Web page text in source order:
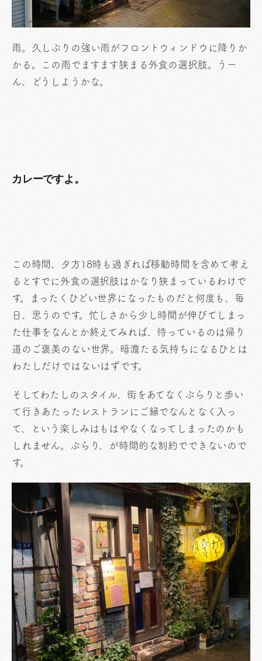
雨。久しぶりの強い雨がフロントウィンドウに降りか
かる。この雨でますます狭まる外食の選択肢。うー
ん、どうしようかな。
カレーですよ。
この時間、夕方18時も過ぎれば移動時間を含めて考え
るとすでに外食の選択肢はかなり狭まっているわけで
す。まったくひどい世界になったものだと何度も、毎
日、思うのです。忙しさから少し時間が伸びてしまっ
た仕事をなんとか終えてみれば、待っているのは帰り
道のご褒美のない世界。暗澹たる気持ちになるひとは
わたしだけではないはずです。
そしてわたしのスタイル、街をあてなくぶらりと歩い
て行きあたったレストランにご縁でなんとなく入っ
て、という楽しみはもはやなくなってしまったのかも
しれません。ぶらり、が時間的な制約でできないので
す。